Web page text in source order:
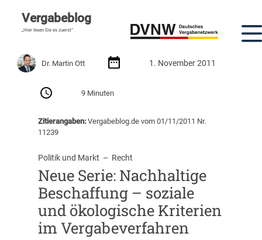
Vergabeblog
„Hier lesen Sie es zuerst“
Dr. Martin Ott 1. November 2011
9 Minuten
Zitierangaben:Vergabeblog.de vom 01/11/2011 Nr.
11239
Politik und Markt
  –
Recht
Neue Serie: Nachhaltige
Beschaffung – soziale
und ökologische Kriterien
im Vergabeverfahren